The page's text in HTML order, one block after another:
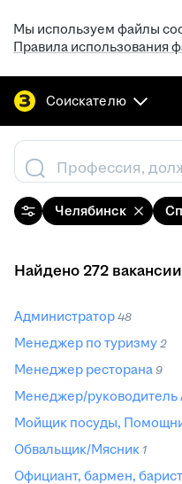
Мы используем файлы
Правила использования
Соискателю
Профессия,
Челябинск
Найдено 272 вакансии
Администратор 48
Менеджер по туризму 2
Менеджер ресторана 9
Менеджер/руководитель
Мойщик посуды,
Обвальщик/Мясник 1
Официант, бармен,